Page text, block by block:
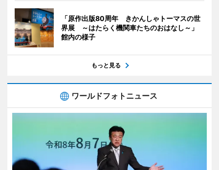
「原作出版80周年 きかんしゃトーマスの世
界展 ～はたらく機関車たちのおはなし～」
館内の様子
もっと見る
ワールドフォトニュース